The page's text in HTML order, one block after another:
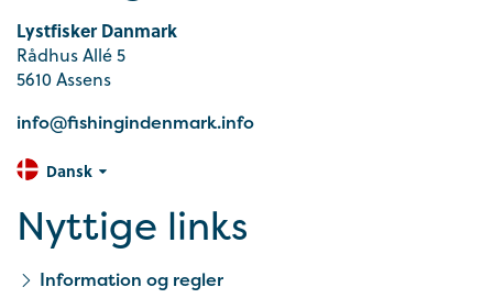
Lystfisker Danmark
Rådhus Allé 5
5610 Assens
info@fishingindenmark.info
Dansk
Nyttige links
Information og regler